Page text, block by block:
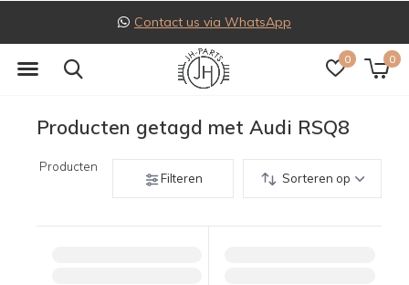
0 0
Contact us via WhatsApp
Producten getagd met Audi RSQ8
Producten
Filteren
Sorteren op